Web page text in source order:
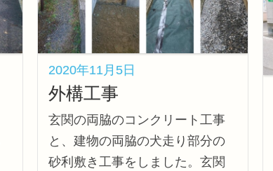
2020年11月5日
外構工事
玄関の両脇のコンクリート工事
と、建物の両脇の犬走り部分の
砂利敷き工事をしました。玄関